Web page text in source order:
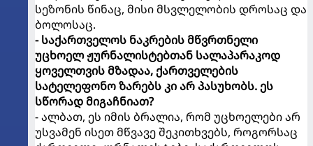
სეზონის წინაც, მისი მსვლელობის დროსაც და
ბოლოსაც.
- საქართველოს ნაკრების მწვრთნელი
უცხოელ ჟურნალისტებთან სალაპარაკოდ
ყოველთვის მზადაა, ქართველების
სატელეფონო ზარებს კი არ პასუხობს. ეს
სწორად მიგაჩნიათ?
- ალბათ, ეს იმის ბრალია, რომ უცხოელები არ
უსვამენ ისეთ მწვავე შეკითხვებს, როგორსაც